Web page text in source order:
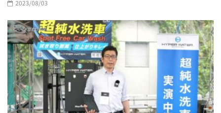
2023/08/03